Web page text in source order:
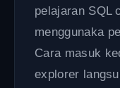
pelajaran SQL
menggunaka
Cara masuk
explorer